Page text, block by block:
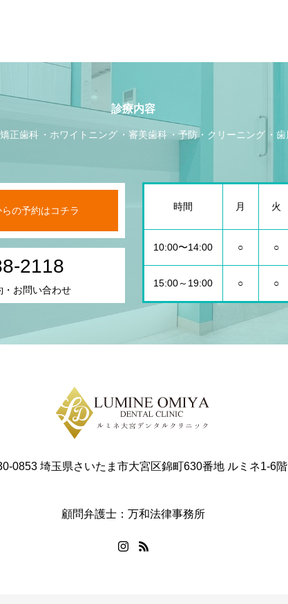
診療内容
矯正歯科 ホワイトニング 審美歯科 予防・クリーニング 歯
の予約はコチラ
2118
・お問い合わせ
時間 月 火
10:00〜14:00 ○ ○
15:00～19:00 ○ ○
0853 埼玉県さいたま市大宮区錦町630番地 ルミネ1-6階
顧問弁護士：万和法律事務所